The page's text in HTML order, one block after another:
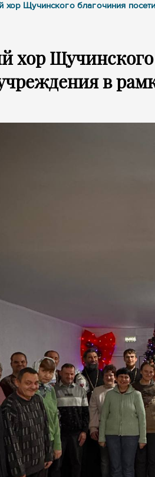
хор Щучинского благочиния
хор
в